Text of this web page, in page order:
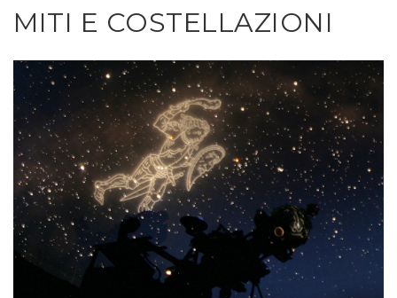
MITI E COSTELLAZIONI